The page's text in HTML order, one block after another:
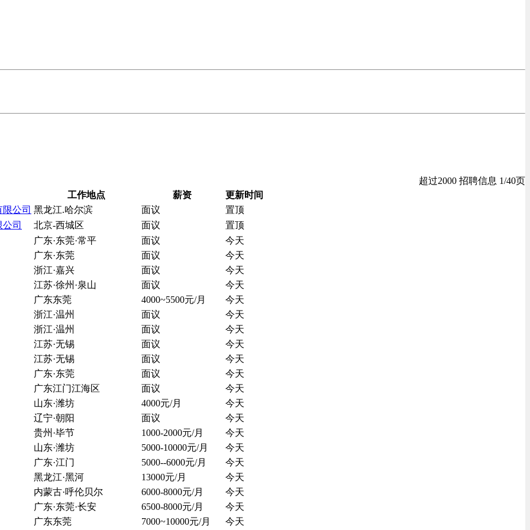
超过2000 招聘信息 1/40页
工作地点 薪资
更新时间
公司 黑龙江.哈尔滨 面议
置顶
司 北京-西城区 面议
置顶
广东·东莞·常平
面议
今天
广东·东莞
面议
今天
浙江·嘉兴
面议
今天
江苏·徐州·泉山
面议
今天
广东东莞
4000~5500元/月
今天
浙江·温州
面议
今天
浙江·温州
面议
今天
江苏·无锡
面议
今天
江苏·无锡
面议
今天
广东·东莞
面议
今天
广东江门江海区
面议
今天
山东·潍坊
4000元/月
今天
辽宁·朝阳
面议
今天
贵州·毕节
1000-2000元/月
今天
山东·潍坊
5000-10000元/月
今天
广东·江门
5000--6000元/月
今天
黑龙江·黑河
13000元/月
今天
内蒙古·呼伦贝尔
6000-8000元/月
今天
广东·东莞·长安
6500-8000元/月
今天
广东东莞
7000~10000元/月
今天